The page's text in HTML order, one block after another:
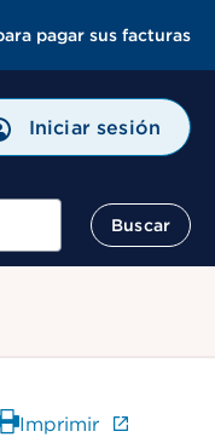
pagar sus facturas
Iniciar sesión
Buscar
Imprimir